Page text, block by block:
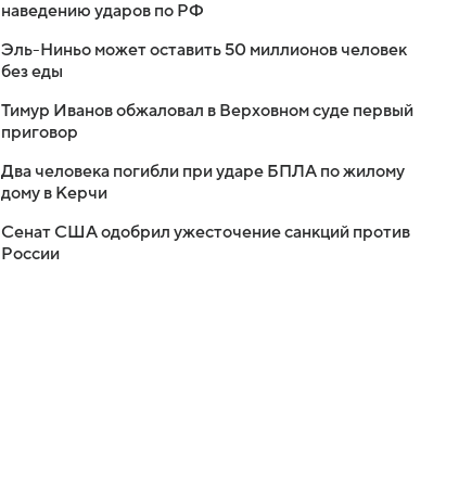
наведению ударов по РФ
Эль-Ниньо может оставить 50 миллионов человек
без еды
Тимур Иванов обжаловал в Верховном суде первый
приговор
Два человека погибли при ударе БПЛА по жилому
дому в Керчи
Сенат США одобрил ужесточение санкций против
России